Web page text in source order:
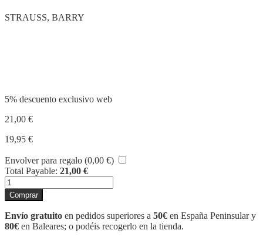
STRAUSS, BARRY
5% descuento exclusivo web
21,00 €
19,95 €
Envolver para regalo (0,00 €)
Total Payable: 21,00 €
LA
GUERRA
DE
TROYA
cantidad
Comprar
Envío gratuito en pedidos superiores a 50€ en España Peninsular y
80€ en Baleares; o podéis recogerlo en la tienda.